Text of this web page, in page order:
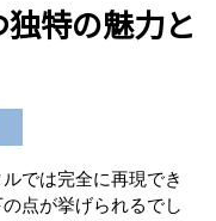
特の魅力と
では完全に再現でき
点が挙げられるでし